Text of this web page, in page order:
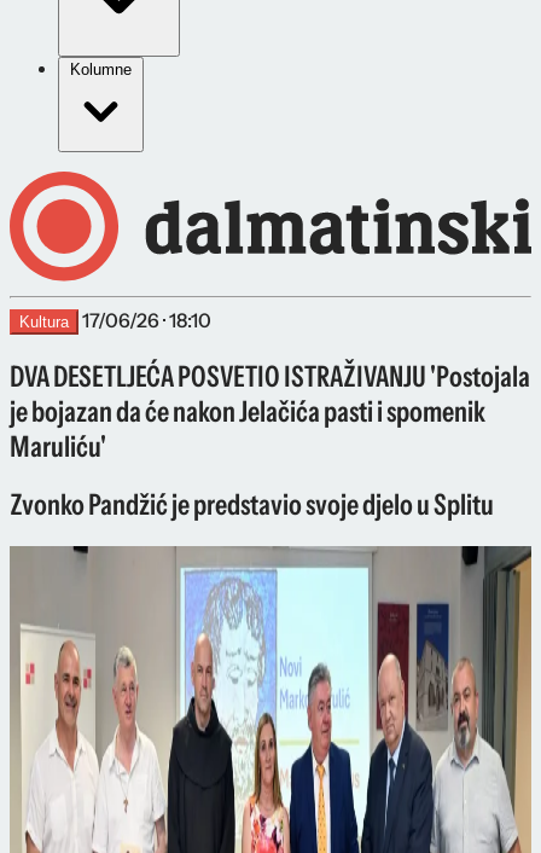
Kolumne
Kultura 17/06/26 · 18:10
DVA DESETLJEĆA POSVETIO ISTRAŽIVANJU 'Postojala
je bojazan da će nakon Jelačića pasti i spomenik
Maruliću'
Zvonko Pandžić je predstavio svoje djelo u Splitu